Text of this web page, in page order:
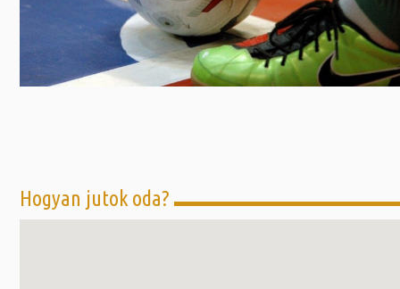
Kiemelt rendezvények
Tanfolyam, képzés
Ünnepek,
Fák
Hogyan jutok oda?